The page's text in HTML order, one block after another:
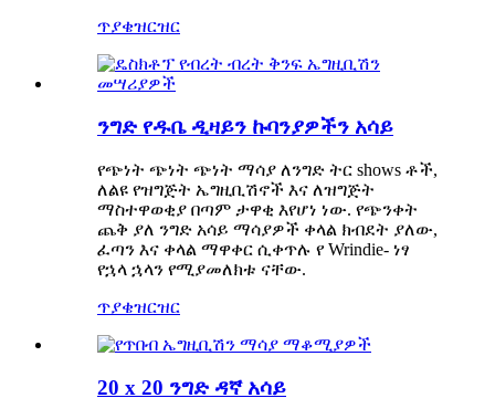
ጥያቄዝርዝር
ንግድ የዱቤ ዲዛይን ኩባንያዎችን አሳይ
የጭነት ጭነት ጭነት ማሳያ ለንግድ ትር shows ቶች,
ለልዩ የዝግጅት ኤግዚቢሽኖች እና ለዝግጅት
ማስተዋወቂያ በጣም ታዋቂ እየሆነ ነው. የጭንቀት
ጨቅ ያለ ንግድ አሳይ ማሳያዎች ቀላል ክብደት ያለው,
ፈጣን እና ቀላል ማዋቀር ሲቀጥሉ የ Wrindie- ነፃ
የኋላ ኋላን የሚያመለክቱ ናቸው.
ጥያቄዝርዝር
20 x 20 ንግድ ዳኛ አሳይ